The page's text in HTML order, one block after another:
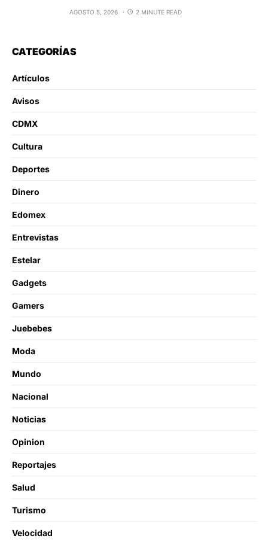
AGOSTO 5, 2026 2 MINUTE READ
CATEGORÍAS
Artículos
Avisos
CDMX
Cultura
Deportes
Dinero
Edomex
Entrevistas
Estelar
Gadgets
Gamers
Juebebes
Moda
Mundo
Nacional
Noticias
Opinion
Reportajes
Salud
Turismo
Velocidad